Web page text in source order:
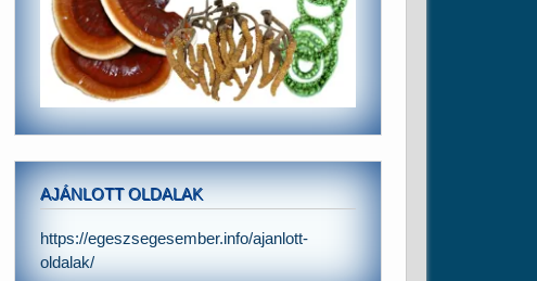
AJÁNLOTT OLDALAK
https://egeszsegesember.info/ajanlott-
oldalak/